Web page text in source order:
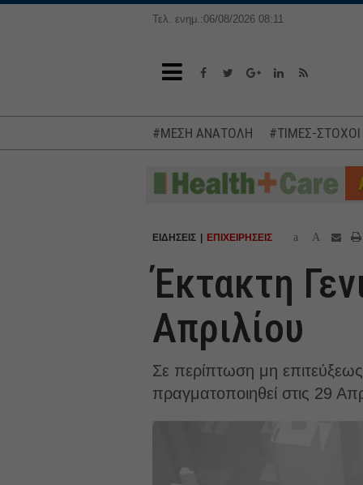
Τελ. ενημ.:06/08/2026 08:11
#ΜΕΣΗ ΑΝΑΤΟΛΗ #ΤΙΜΕΣ-
ΕΙΔΗΣΕΙΣ ΕΠΙΧΕΙΡΗΣΕΙΣ a A
Έκτακτη
Απριλίου
Σε περίπτωση μη
πραγματοποιηθεί στις 29